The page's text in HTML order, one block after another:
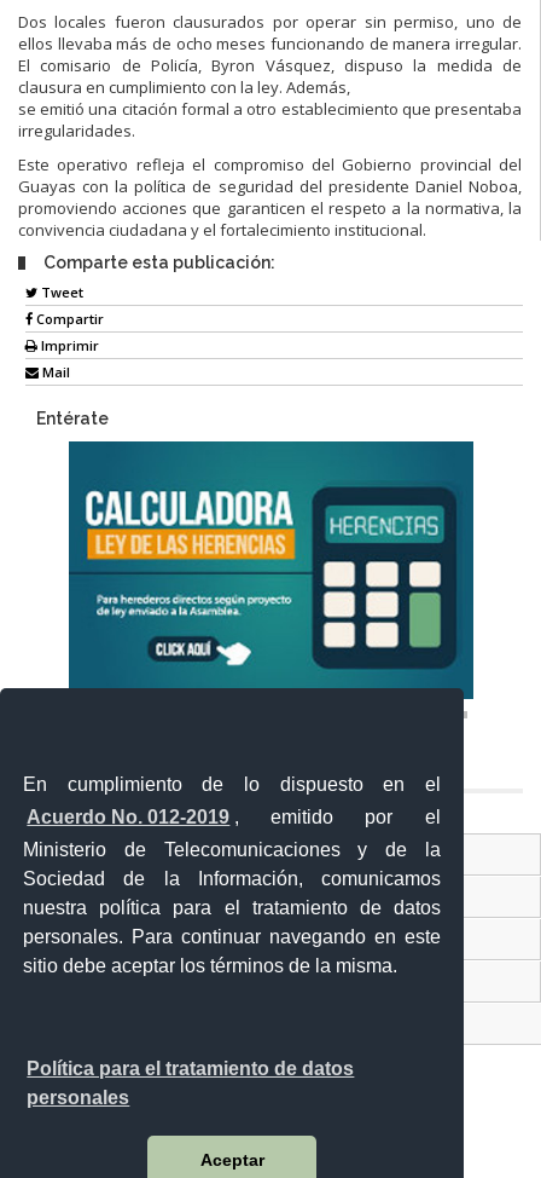
En cumplimiento de lo dispuesto en el
Acuerdo No. 012-2019 , emitido por el
Ministerio de Telecomunicaciones y de la
Sociedad de la Información, comunicamos
nuestra política para el tratamiento de datos
personales. Para continuar navegando en este
sitio debe aceptar los términos de la misma.
Política para el tratamiento de datos
personales
Aceptar
Dos locales fueron clausurados por operar sin permiso, uno de
ellos llevaba más de ocho meses funcionando de manera irregular.
El comisario de Policía, Byron Vásquez, dispuso la medida de
clausura en cumplimiento con la ley. Además,
se emitió una citación formal a otro establecimiento que presentaba
irregularidades.
Este operativo refleja el compromiso del Gobierno provincial del
Guayas con la política de seguridad del presidente Daniel Noboa,
promoviendo acciones que garanticen el respeto a la normativa, la
convivencia ciudadana y el fortalecimiento institucional.
Comparte esta publicación:
Tweet
Compartir
Imprimir
Mail
Entérate
Ventanilla Única Virtual
Ventanilla Única de Comercio Exterior
Gobierno Abierto
Malecón y Aguirre